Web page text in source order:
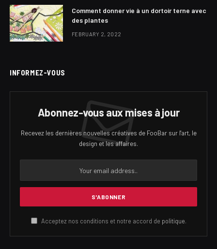
Comment donner vie à un dortoir terne avec
des plantes
FEBRUARY 2, 2022
INFORMEZ-VOUS
Abonnez-vous aux mises à jour
Recevez les dernières nouvelles créatives de FooBar sur l'art, le
design et les affaires.
Acceptez nos conditions et notre accord de politique.